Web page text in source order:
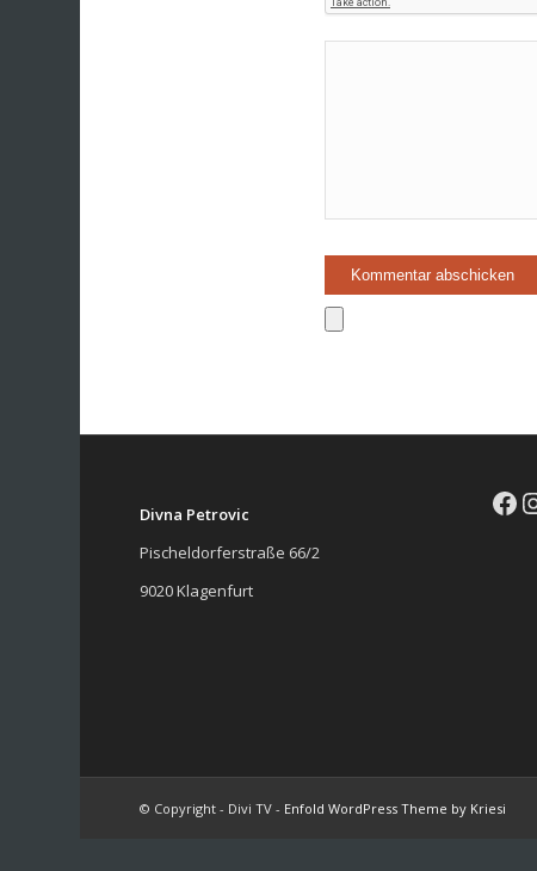
Divna Petrovic
Pischeldorferstraße 66/2
9020 Klagenfurt
© Copyright - Divi TV - Enfold WordPress Theme by Kriesi